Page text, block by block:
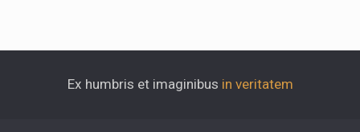
Ex humbris et imaginibus in veritatem